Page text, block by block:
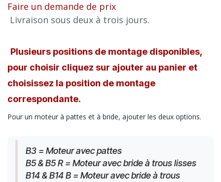
Faire un demande de prix
Livraison sous deux à trois jours.
Plusieurs positions de montage disponibles,
pour choisir cliquez sur ajouter au panier et
choisissez la position de montage
correspondante.
Pour un moteur à pattes et à bride, ajouter les deux options.
B3 = Moteur avec pattes
B5 & B5 R = Moteur avec bride à trous lisses
B14 & B14 B = Moteur avec bride à trous